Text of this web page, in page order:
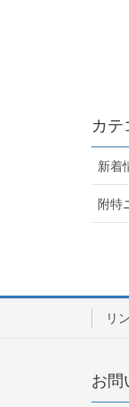
カテ
新着
附特
リ
お問